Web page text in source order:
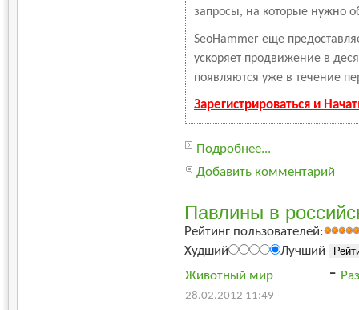
запросы, на которые нужно
SeoHammer еще
ускоряет продвижение в
появляются уже в течение
Зарегистрироваться и
Подробнее...
Добавить комментарий
Павлины в
Рейтинг пользователей:
Худший
Лучший
Животный мир
-
28.02.2012 11:49